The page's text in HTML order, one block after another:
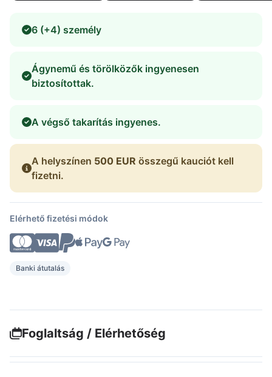
6 (+4) személy
Ágynemű és törölközők ingyenesen
biztosítottak.
A végső takarítás ingyenes.
A helyszínen 500 EUR összegű kauciót kell
fizetni.
Elérhető fizetési módok
Banki átutalás
Foglaltság / Elérhetőség